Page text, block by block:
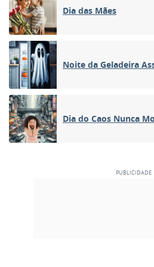
Dia das Mães
Noite da Geladeira
Dia do Caos Nunca